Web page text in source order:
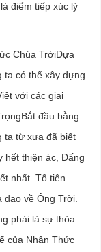
điểm tiếp xúc lý
Chúa TrờiDựa
ta có thể xây dựng
với các giai
đầu bằng
ta từ xưa đã biết
hết thiện ác, Đấng
nhất. Tổ tiên
về Ông Trời.
phải là sự thỏa
của Nhận Thức